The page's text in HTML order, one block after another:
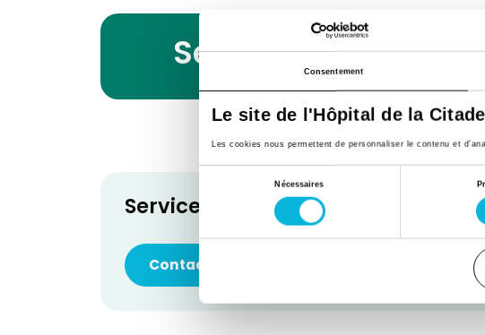
Consentement
Le site de l'Hôpital de la
Les cookies nous permettent de personnaliser le contenu et
Nécessaires
Services
Service d'Anesthésie
Contacter le service